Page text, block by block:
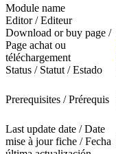
Module name
Editor / Editeur
Download or buy page /
Page achat ou
téléchargement
Status / Statut / Estado
Prerequisites / Prérequis
Last update date / Date
mise à jour fiche / Fecha